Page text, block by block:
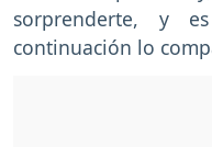
sorprenderte, y
continuación lo